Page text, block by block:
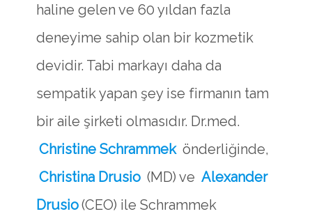
haline gelen ve 60 yıldan fazla
deneyime sahip olan bir kozmetik
devidir. Tabi markayı daha da
sempatik yapan şey ise firmanın tam
bir aile şirketi olmasıdır. Dr.med.
Christine Schrammek önderliğinde,
Christina Drusio (MD) ve Alexander
Drusio(CEO) ile Schrammek